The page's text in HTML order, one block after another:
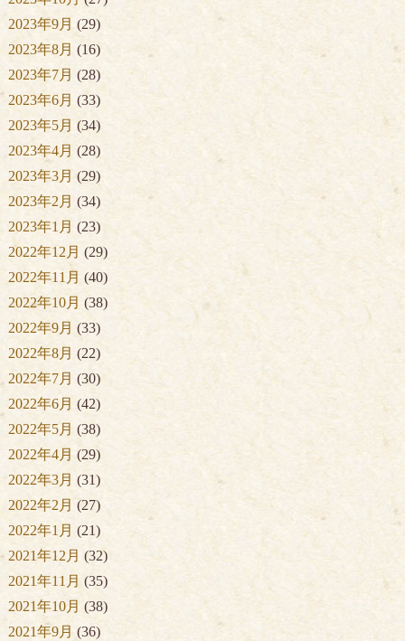
2023年9月 (29)
2023年8月 (16)
2023年7月 (28)
2023年6月 (33)
2023年5月 (34)
2023年4月 (28)
2023年3月 (29)
2023年2月 (34)
2023年1月 (23)
2022年12月 (29)
2022年11月 (40)
2022年10月 (38)
2022年9月 (33)
2022年8月 (22)
2022年7月 (30)
2022年6月 (42)
2022年5月 (38)
2022年4月 (29)
2022年3月 (31)
2022年2月 (27)
2022年1月 (21)
2021年12月 (32)
2021年11月 (35)
2021年10月 (38)
2021年9月 (36)